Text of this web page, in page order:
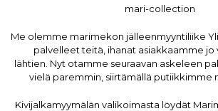
mari-collection
Me olemme marimekon jälleenmyyntiliike
palvelleet teitä, ihanat asiakkaamme jo
lähtien. Nyt otamme seuraavan askeleen
vielä paremmin, siirtämällä putiikkimme
Kivijalkamyymälän valikoimasta löydät